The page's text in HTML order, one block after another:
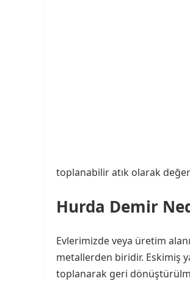
toplanabilir atık olarak
Hurda Demir
Evlerimizde veya üretim
metallerden biridir. Eskimiş
toplanarak geri